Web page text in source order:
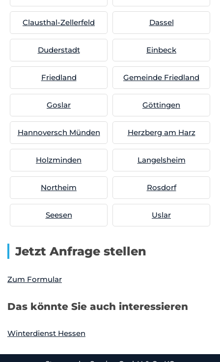
Clausthal-Zellerfeld Dassel
Duderstadt Einbeck
Friedland Gemeinde Friedland
Goslar Göttingen
Hannoversch Münden Herzberg am Harz
Holzminden Langelsheim
Northeim Rosdorf
Seesen Uslar
Jetzt Anfrage stellen
Zum Formular
Das könnte Sie auch interessieren
Winterdienst Hessen